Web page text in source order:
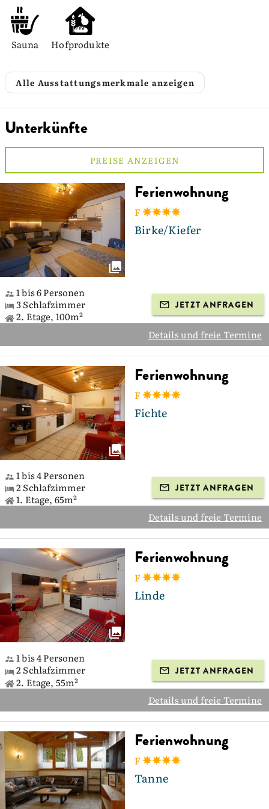
Sauna Hofprodukte
Alle Ausstattungsmerkmale anzeigen
Unterkünfte
PREISE ANZEIGEN
Ferienwohnung
F
Birke/Kiefer
1 bis 6 Personen
3 Schlafzimmer
2. Etage, 100m²
JETZT ANFRAGEN
Details und freie Termine
Ferienwohnung
F
Fichte
1 bis 4 Personen
2 Schlafzimmer
1. Etage, 65m²
JETZT ANFRAGEN
Details und freie Termine
Ferienwohnung
F
Linde
1 bis 4 Personen
2 Schlafzimmer
2. Etage, 55m²
JETZT ANFRAGEN
Details und freie Termine
Ferienwohnung
F
Tanne